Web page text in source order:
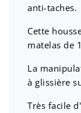
anti-taches.
Cette
matelas de
La
à glissière
Très facile